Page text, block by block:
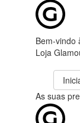
Bem-vindo
Loja
As suas